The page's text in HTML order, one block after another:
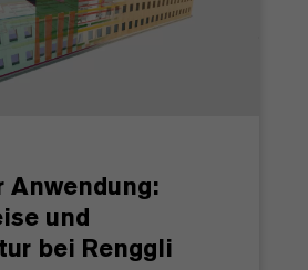
Anwendung:
und
bei Renggli